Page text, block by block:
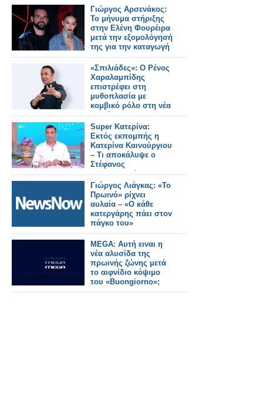
Γιώργος Αρσενάκος:
Το μήνυμα στήριξης
στην Ελένη Φουρέιρα
μετά την εξομολόγησή
της για την καταγωγή
της
«Σπιλιάδες»: Ο Ρένος
Χαραλαμπίδης
επιστρέφει στη
μυθοπλασία με
κομβικό ρόλο στη νέα
σειρά του ΑΝΤ1
Super Κατερίνα:
Εκτός εκπομπής η
Κατερίνα Καινούργιου
– Τι αποκάλυψε ο
Στέφανος
Κωνσταντινίδης
Γιώργος Λιάγκας: «Το
Πρωινό» ρίχνει
αυλαία – «Ο κάθε
κατεργάρης πάει στον
πάγκο του»
MEGA: Αυτή ειναι η
νέα αλυσίδα της
πρωινής ζώνης μετά
το αιφνίδιο κόψιμο
του «Buongiorno»;